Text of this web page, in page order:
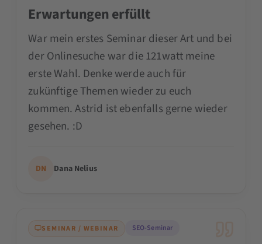
Erwartungen erfüllt
War mein erstes Seminar dieser Art und bei
der Onlinesuche war die 121watt meine
erste Wahl. Denke werde auch für
zukünftige Themen wieder zu euch
kommen. Astrid ist ebenfalls gerne wieder
gesehen. :D
DN Dana Nelius
SEMINAR / WEBINAR SEO-Seminar